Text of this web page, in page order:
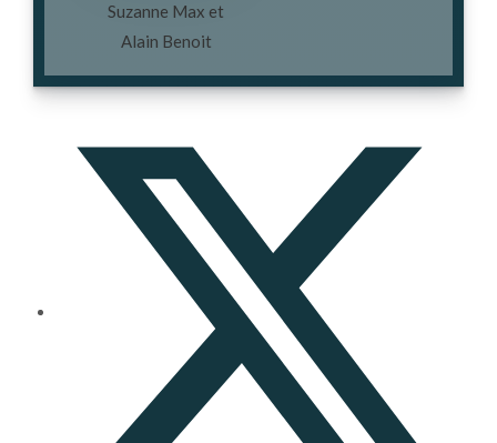
Suzanne Max et
Alain Benoit